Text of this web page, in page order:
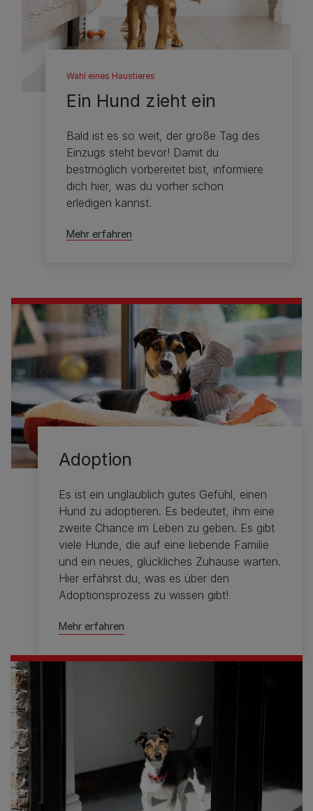
Wahl eines Haustieres
Ein Hund zieht ein
Bald ist es so weit, der große Tag des
Einzugs steht bevor! Damit du
bestmöglich vorbereitet bist, informiere
dich hier, was du vorher schon
erledigen kannst.
Mehr erfahren
Adoption
Es ist ein unglaublich gutes Gefühl, einen
Hund zu adoptieren. Es bedeutet, ihm eine
zweite Chance im Leben zu geben. Es gibt
viele Hunde, die auf eine liebende Familie
und ein neues, glückliches Zuhause warten.
Hier erfährst du, was es über den
Adoptionsprozess zu wissen gibt!
Mehr erfahren